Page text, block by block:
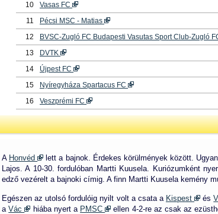
10
Vasas FC
11
Pécsi MSC - Matias
12
BVSC-Zugló FC Budapesti Vasutas Sport Club-Zugló
13
DVTK
14
Újpest FC
15
Nyíregyháza Spartacus FC
16
Veszprémi FC
A Honvéd lett a bajnok. Érdekes körülmények között.
Lajos. A 10-30. fordulóban Martti Kuusela. Kuriózumként
edző vezérelt a bajnoki címig. A finn Martti Kuusela kemény
Egészen az utolsó fordulóig nyilt volt a csata a Kispest és
aVác hiába nyert a PMSC
ellen 4-2-re az csak az